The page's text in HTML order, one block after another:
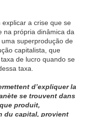
a crise que se
na própria dinâmica da
superprodução de
capitalista, que
de lucro quando se
taxa.
d’expliquer la
se trouvent dans
produit,
du capital, provient